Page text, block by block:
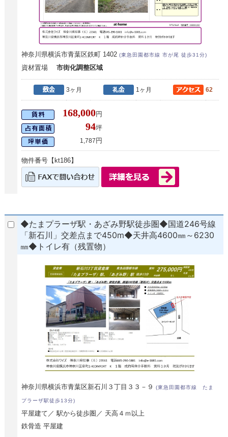
神奈川県横浜市青葉区鉄町 1402(東急田園都市線 市が尾 徒歩31分)
資材置場市街化調整区域
3ヶ月 1ヶ月 62
168,000円
94坪
1,787 円
物件番号【kt186】
◆たまプラーザ駅・あざみ野駅徒歩圏◆国道246号線
「新石川」交差点まで450m◆天井高4600㎜～6230
㎜◆トイレ有（残置物）
神奈川県横浜市青葉区新石川３丁目３３－９(東急田園都市線 たま
プラーザ駅徒歩13分)
平屋建て／ 駅から徒歩圏／ 天高４ｍ以上
鉄骨造 平屋建